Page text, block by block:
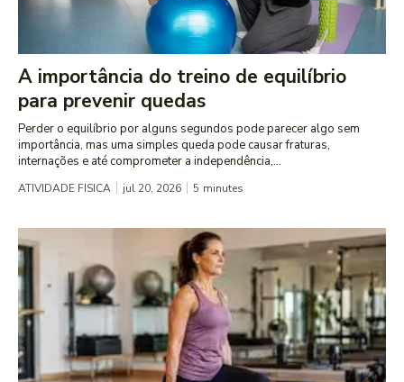
A importância do treino de equilíbrio
para prevenir quedas
Perder o equilíbrio por alguns segundos pode parecer algo sem
importância, mas uma simples queda pode causar fraturas,
internações e até comprometer a independência,...
ATIVIDADE FISICA jul 20, 2026 5 minutes